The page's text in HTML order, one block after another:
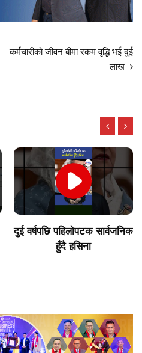
कर्मचारीको जीवन बीमा रकम वृद्धि भई दुई
लाख
दुई वर्षपछि पहिलोपटक सार्वजनिक
हुँदै हसिना